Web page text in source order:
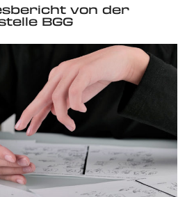
von der
BGG